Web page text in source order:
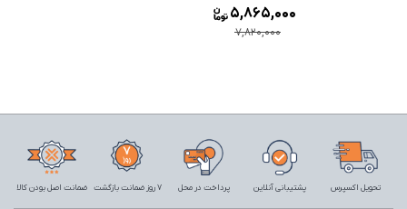
7,820,000
5,865,000
تحویل اکسپرس پشتیبانی آنلاین پرداخت در محل 7 روز ضمانت بازگشت ضمانت اصل بودن کالا